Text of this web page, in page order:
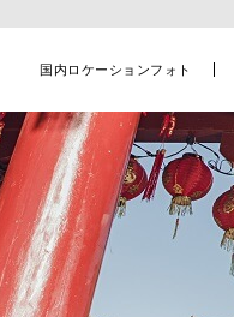
国内ロケーションフォト